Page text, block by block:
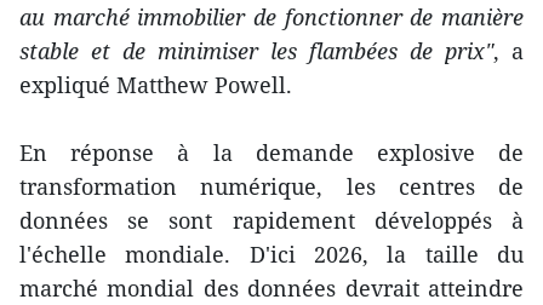
au marché immobilier de fonctionner de manière
stable et de minimiser les flambées de prix", a
expliqué Matthew Powell.
En réponse à la demande explosive de
transformation numérique, les centres de
données se sont rapidement développés à
l'échelle mondiale. D'ici 2026, la taille du
marché mondial des données devrait atteindre